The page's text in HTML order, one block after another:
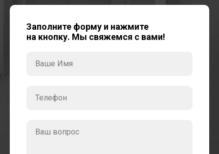
Заполните форму и нажмите
на кнопку. Мы свяжемся с вами!
Ваше Имя
Телефон
Ваш вопрос